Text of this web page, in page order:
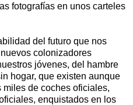
fotografías en unos carteles
del futuro que nos
colonizadores
jóvenes, del hambre
hogar, que existen aunque
miles de coches oficiales,
enquistados en los